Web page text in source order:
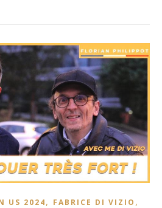
US 2024, FABRICE DI VIZIO ,